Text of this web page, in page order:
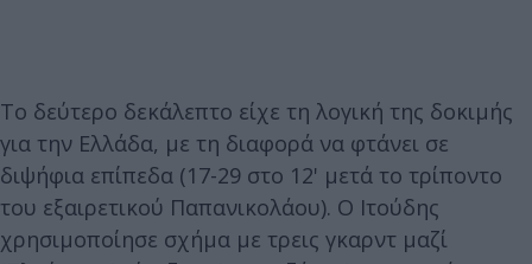
Το δεύτερο δεκάλεπτο είχε τη λογική της δοκιμής
για την Ελλάδα, με τη διαφορά να φτάνει σε
διψήφια επίπεδα (17-29 στο 12' μετά το τρίποντο
του εξαιρετικού Παπανικολάου). Ο Ιτούδης
χρησιμοποίησε σχήμα με τρεις γκαρντ μαζί